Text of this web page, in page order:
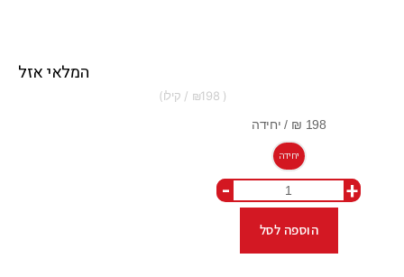
המלאי אזל
198
יחידה
+
-
הוספה לסל